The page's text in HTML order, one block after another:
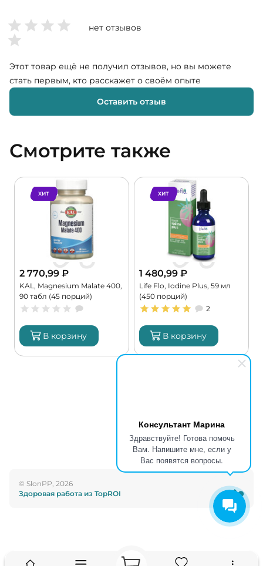
Консультант Марина
Здравствуйте! Готова помочь
Вам. Напишите мне, если у
Вас появятся вопросы.
нет отзывов
Этот товар ещё не получил отзывов, но вы можете
стать первым, кто расскажет о своём опыте
Оставить отзыв
Смотрите также
ХИТ
2 770,99 ₽
KAL, Magnesium Malate 400,
90 табл (45 порций)
В корзину
ХИТ
1 480,99 ₽
Life Flo, Iodine Plus, 59 мл
(450 порций)
2
В корзину
© SlonPP, 2026
Здоровая работа из TopROI